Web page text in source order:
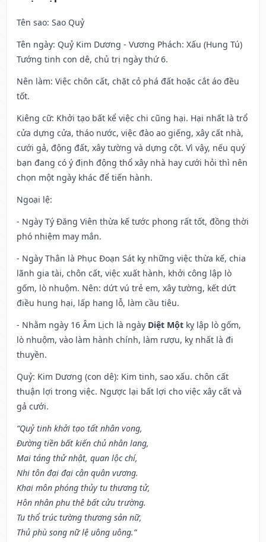
Tên sao: Sao Quỷ
Tên ngày: Quỷ Kim Dương - Vương Phách: Xấu (Hung Tú)
Tướng tinh con dê, chủ trị ngày thứ 6.
Nên làm: Việc chôn cất, chặt cỏ phá đất hoặc cắt áo đều
tốt.
Kiêng cữ: Khởi tạo bất kể việc chi cũng hại. Hại nhất là trổ
cửa dựng cửa, tháo nước, việc đào ao giếng, xây cất nhà,
cưới gả, động đất, xây tường và dựng cột. Vì vậy, nếu quý
bạn đang có ý định động thổ xây nhà hay cưới hỏi thì nên
chọn một ngày khác để tiến hành.
Ngoại lệ:
- Ngày Tý Đăng Viên thừa kế tước phong rất tốt, đồng thời
phó nhiệm may mắn.
- Ngày Thân là Phục Đoạn Sát kỵ những việc thừa kế, chia
lãnh gia tài, chôn cất, việc xuất hành, khởi công lập lò
gốm, lò nhuộm. Nên: dứt vú trẻ em, xây tường, kết dứt
điều hung hại, lấp hang lỗ, làm cầu tiêu.
- Nhằm ngày 16 Âm Lịch là ngày Diệt Một kỵ lập lò gốm,
lò nhuộm, vào làm hành chính, làm rượu, kỵ nhất là đi
thuyền.
Quỷ: Kim Dương (con dê): Kim tinh, sao xấu. chôn cất
thuận lợi trong việc. Ngược lại bất lợi cho việc xây cất và
gả cưới.
“Quỷ tinh khởi tạo tất nhân vong,
Đường tiền bất kiến chủ nhân lang,
Mai táng thử nhật, quan lộc chí,
Nhi tôn đại đại cận quân vương.
Khai môn phóng thủy tu thương tử,
Hôn nhân phu thê bất cửu trường.
Tu thổ trúc tường thương sản nữ,
Thủ phù song nữ lệ uông uông.”